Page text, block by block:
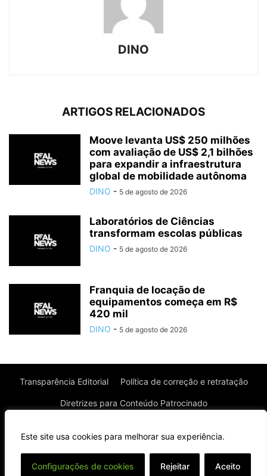
Este site usa cookies para melhorar sua experiência.
Configurações de cookies Rejeitar Aceito
DINO
ARTIGOS RELACIONADOS
Moove levanta US$ 250 milhões
com avaliação de US$ 2,1 bilhões
para expandir a infraestrutura
global de mobilidade autônoma
DINO - 5 de agosto de 2026
Laboratórios de Ciências
transformam escolas públicas
DINO - 5 de agosto de 2026
Franquia de locação de
equipamentos começa em R$
420 mil
DINO - 5 de agosto de 2026
Transparência Editorial Política de correção e retratação
Diretrizes para Conteúdo Patrocinado